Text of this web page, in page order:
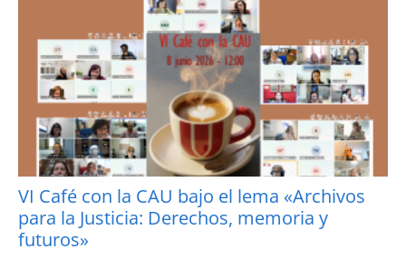
VI Café con la CAU bajo el lema «Archivos
para la Justicia: Derechos, memoria y
futuros»